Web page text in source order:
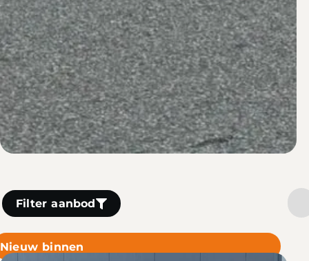
Filter aanbod
Nieuw binnen